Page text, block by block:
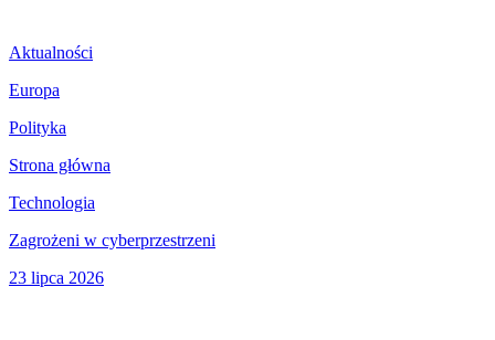
Aktualności
Europa
Polityka
Strona główna
Technologia
Zagrożeni w cyberprzestrzeni
23 lipca 2026